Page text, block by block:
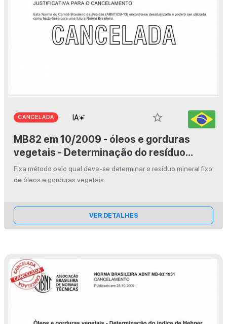
CANCELADA
star_border
MB82 em 10/2009 - óleos e gorduras
vegetais - Determinação do resíduo
mineral fixo
Fixa método pelo qual deve-se determinar o resíduo mineral fixo
de óleos e gorduras vegetais.
VER DETALHES